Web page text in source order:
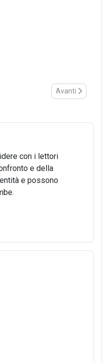
Articolo
Avanti
con i lettori
e della
e possono